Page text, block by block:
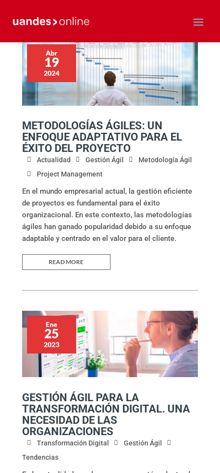
METODOLOGÍAS ÁGILES: UN
ENFOQUE ADAPTATIVO PARA EL
ÉXITO DEL PROYECTO
Actualidad Gestión Ágil
Metodología Ágil
Project Management
En el mundo empresarial actual, la gestión eficiente
de proyectos es fundamental para el éxito
organizacional. En este contexto, las metodologías
ágiles han ganado popularidad debido a su enfoque
adaptable y centrado en el valor para el cliente.
READ MORE
Abr
19
2024
GESTIÓN ÁGIL PARA LA
TRANSFORMACIÓN DIGITAL. UNA
NECESIDAD DE LAS
ORGANIZACIONES
Transformación Digital
Gestión Ágil
Tendencias
Ene
25
2023